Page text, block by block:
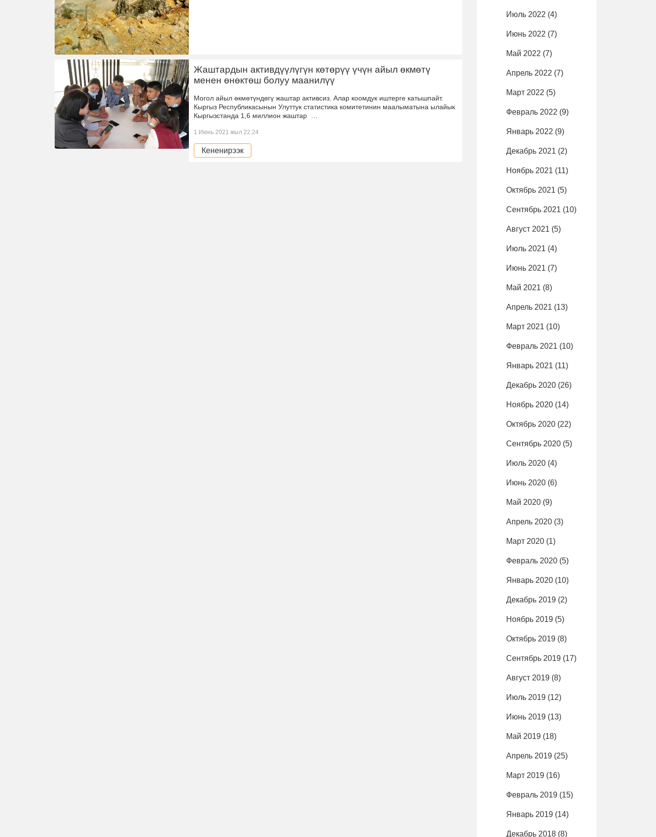
Жаштардын активдүүлүгүн көтөрүү үчүн айыл өкмөтү
менен өнөктөш болуу маанилүү
Могол айыл өкмөтүндөгү жаштар активсиз. Алар коомдук иштерге катышпайт.
Кыргыз Республикасынын Улуттук статистика комитетинин маалыматына ылайык
Кыргызстанда 1,6 миллион жаштар …
1 Июнь 2021 жыл 22:24
Кененирээк
Июль 2022 (4)
Июнь 2022 (7)
Май 2022 (7)
Апрель 2022 (7)
Март 2022 (5)
Февраль 2022 (9)
Январь 2022 (9)
Декабрь 2021 (2)
Ноябрь 2021 (11)
Октябрь 2021 (5)
Сентябрь 2021 (10)
Август 2021 (5)
Июль 2021 (4)
Июнь 2021 (7)
Май 2021 (8)
Апрель 2021 (13)
Март 2021 (10)
Февраль 2021 (10)
Январь 2021 (11)
Декабрь 2020 (26)
Ноябрь 2020 (14)
Октябрь 2020 (22)
Сентябрь 2020 (5)
Июль 2020 (4)
Июнь 2020 (6)
Май 2020 (9)
Апрель 2020 (3)
Март 2020 (1)
Февраль 2020 (5)
Январь 2020 (10)
Декабрь 2019 (2)
Ноябрь 2019 (5)
Октябрь 2019 (8)
Сентябрь 2019 (17)
Август 2019 (8)
Июль 2019 (12)
Июнь 2019 (13)
Май 2019 (18)
Апрель 2019 (25)
Март 2019 (16)
Февраль 2019 (15)
Январь 2019 (14)
Декабрь 2018 (8)